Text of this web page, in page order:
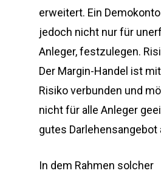
erweitert. Ein
jedoch nicht nur für
Anleger, festzulegen.
Der Margin-Handel ist
Risiko verbunden und
nicht für alle Anleger
gutes Darlehensangebot
In dem Rahmen solcher